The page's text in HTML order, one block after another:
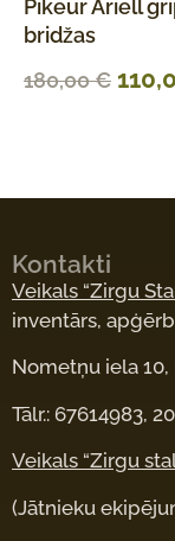
Pikeur Ariell
bridžas
180,00€
Kontakti
Veikals “Zirgu
inventārs,
Nometņu iela 10,
Tālr.: 67614983,
Veikals “Zirgu
(Jātnieku